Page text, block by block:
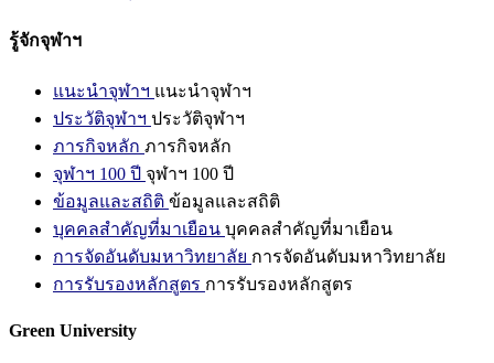
รู้จักจุฬาฯ
แนะนำจุฬาฯ แนะนำจุฬาฯ
ประวัติจุฬาฯ ประวัติจุฬาฯ
ภารกิจหลัก ภารกิจหลัก
จุฬาฯ 100 ปี จุฬาฯ 100 ปี
ข้อมูลและสถิติ ข้อมูลและสถิติ
บุคคลสำคัญที่มาเยือน บุคคลสำคัญที่มาเยือน
การจัดอันดับมหาวิทยาลัย การจัดอันดับมหาวิทยาลัย
การรับรองหลักสูตร การรับรองหลักสูตร
Green University